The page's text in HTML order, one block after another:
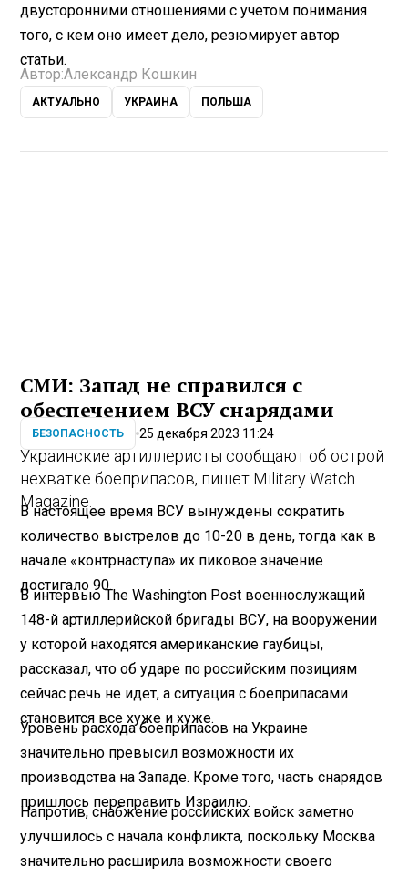
двусторонними отношениями с учетом понимания
того, с кем оно имеет дело, резюмирует автор
статьи.
Автор:Александр Кошкин
АКТУАЛЬНО УКРАИНА ПОЛЬША
СМИ: Запад не справился с
обеспечением ВСУ снарядами
БЕЗОПАСНОСТЬ 25 декабря 2023 11:24
Украинские артиллеристы сообщают об острой
нехватке боеприпасов, пишет Military Watch
Magazine.
В настоящее время ВСУ вынуждены сократить
количество выстрелов до 10-20 в день, тогда как в
начале «контрнаступа» их пиковое значение
достигало 90.
В интервью The Washington Post военнослужащий
148-й артиллерийской бригады ВСУ, на вооружении
у которой находятся американские гаубицы,
рассказал, что об ударе по российским позициям
сейчас речь не идет, а ситуация с боеприпасами
становится все хуже и хуже.
Уровень расхода боеприпасов на Украине
значительно превысил возможности их
производства на Западе. Кроме того, часть снарядов
пришлось переправить Израилю.
Напротив, снабжение российских войск заметно
улучшилось с начала конфликта, поскольку Москва
значительно расширила возможности своего